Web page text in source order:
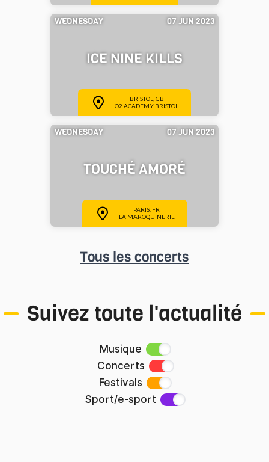
WEDNESDAY 07 JUN 2023
ICE NINE KILLS
BRISTOL, GB
O2 ACADEMY BRISTOL
WEDNESDAY 07 JUN 2023
TOUCHÉ AMORÉ
PARIS, FR
LA MAROQUINERIE
Tous les concerts
Suivez toute l'actualité
Musique
Concerts
Festivals
Sport/e-sport